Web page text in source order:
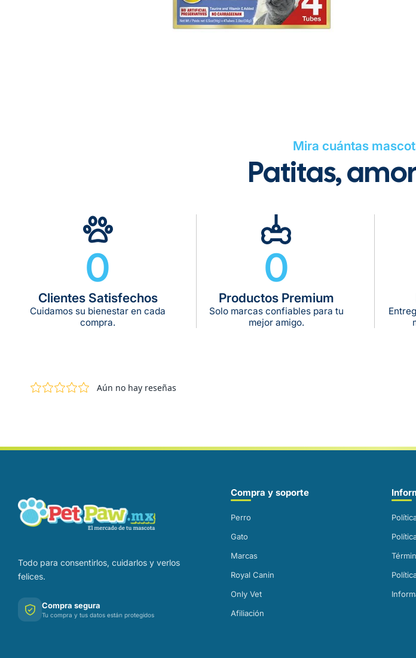
Mira cuántas
Patitas,
0
Clientes Satisfechos
Cuidamos su bienestar en cada
compra.
0
Productos Premium
Solo marcas confiables para tu
mejor amigo.
Todo para consentirlos, cuidarlos y verlos
felices.
Compra segura
Tu compra y tus datos están protegidos
Compra y soporte
Perro
Gato
Marcas
Royal Canin
Only Vet
Afiliación